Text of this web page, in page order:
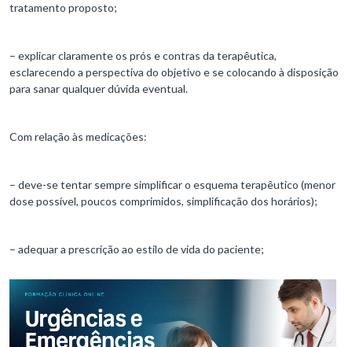
tratamento proposto;
– explicar claramente os prós e contras da terapêutica,
esclarecendo a perspectiva do objetivo e se colocando à disposição
para sanar qualquer dúvida eventual.
Com relação às medicações:
– deve-se tentar sempre simplificar o esquema terapêutico (menor
dose possível, poucos comprimidos, simplificação dos horários);
– adequar a prescrição ao estilo de vida do paciente;